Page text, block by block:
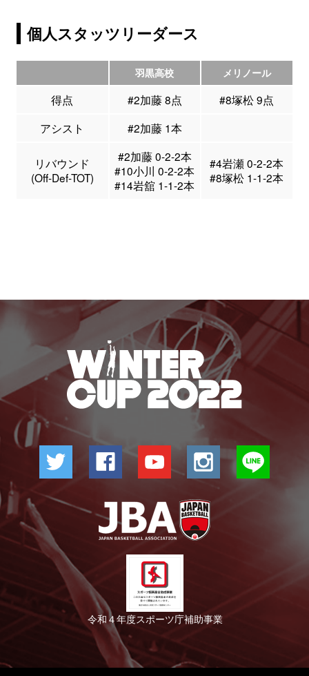
個人スタッツリーダース
羽黒高校 メリノール
得点 #2加藤 8点
#8塚松 9点
アシスト
#2加藤 1本
リバウンド
(Off-Def-TOT)
#2加藤 0-2-2本
#10小川 0-2-2本
#14岩舘 1-1-2本
#4岩瀬 0-2-2本
#8塚松 1-1-2本
令和４年度スポーツ庁補助事業